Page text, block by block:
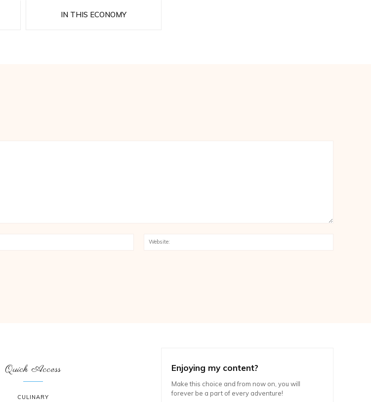
IN THIS ECONOMY
Email:*
Quick Access
CULINARY
Enjoying my content?
Make this choice and from now on, you will
forever be a part of every adventure!